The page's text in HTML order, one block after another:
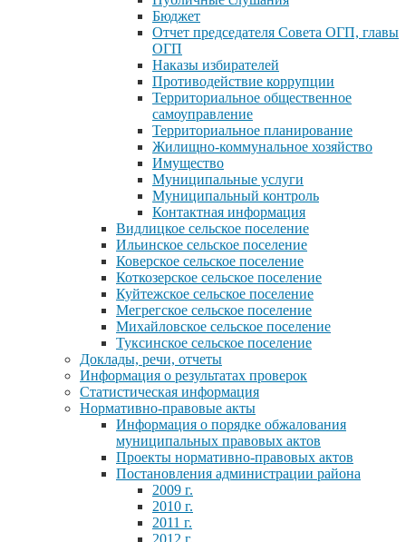
Бюджет
Отчет председателя Совета ОГП, главы
ОГП
Наказы избирателей
Противодействие коррупции
Территориальное общественное
самоуправление
Территориальное планирование
Жилищно-коммунальное хозяйство
Имущество
Муниципальные услуги
Муниципальный контроль
Контактная информация
Видлицкое сельское поселение
Ильинское сельское поселение
Коверское сельское поселение
Коткозерское сельское поселение
Куйтежское сельское поселение
Мегрегское сельское поселение
Михайловское сельское поселение
Туксинское сельское поселение
Доклады, речи, отчеты
Информация о результатах проверок
Статистическая информация
Нормативно-правовые акты
Информация о порядке обжалования
муниципальных правовых актов
Проекты нормативно-правовых актов
Постановления администрации района
2009 г.
2010 г.
2011 г.
2012 г.